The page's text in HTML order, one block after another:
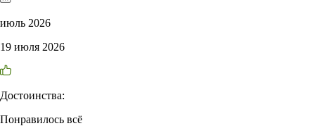
июль 2026
19 июля 2026
Достоинства:
Понравилось всё